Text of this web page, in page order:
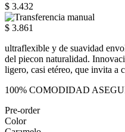
$ 3.432
$ 3.861
ultraflexible y de suavidad
del piecon naturalidad.
ligero, casi etéreo, que invita a
100% COMODIDAD
Pre-order
Color